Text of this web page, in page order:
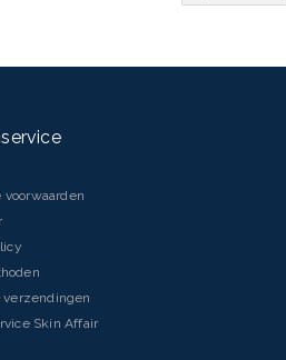
Acrylate/Sodium
Sorbitan Isostearate,
Contain CI 77891/Titanium
verzendingen
Skin Affair